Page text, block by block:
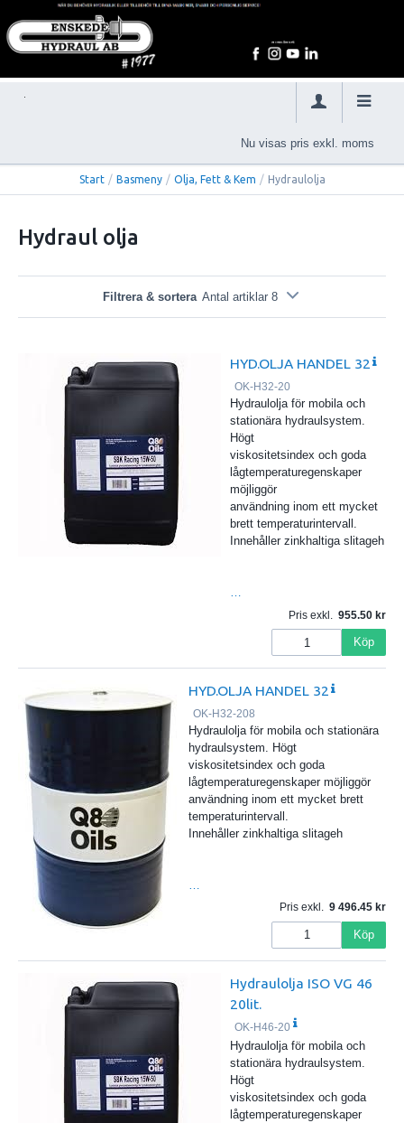
Nu visas pris exkl. moms
Start / Basmeny / Olja, Fett & Kem / Hydraulolja
Hydraul olja
Filtrera & sortera Antal artiklar 8
HYD.OLJA HANDEL 32
OK-H32-20
Hydraulolja för mobila och
stationära hydraulsystem.
Högt
viskositetsindex och goda
lågtemperaturegenskaper
möjliggör
användning inom ett mycket
brett temperaturintervall.
Innehåller zinkhaltiga slitageh
…
Pris exkl. 955.50
Köp
HYD.OLJA HANDEL 32
OK-H32-208
Hydraulolja för mobila och stationära
hydraulsystem. Högt
viskositetsindex och goda
lågtemperaturegenskaper möjliggör
användning inom ett mycket brett
temperaturintervall.
Innehåller zinkhaltiga slitageh
Pris exkl. 9 496.45
Köp
Hydraulolja ISO VG 46
20lit.
OK-H46-20
Hydraulolja för mobila och
stationära hydraulsystem.
Högt
viskositetsindex och goda
lågtemperaturegenskaper